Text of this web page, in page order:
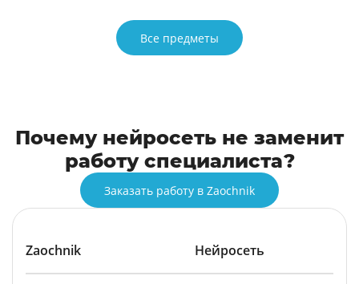
Все предметы
Почему нейросеть не заменит
работу специалиста?
Заказать работу в Zaochnik
Zaochnik Нейросеть